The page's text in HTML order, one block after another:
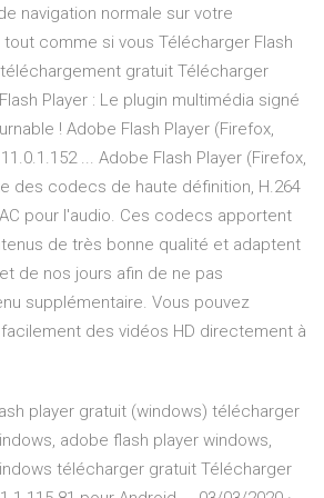
navigation normale sur votre
comme si vous Télécharger Flash
gratuit Télécharger
Player : Le plugin multimédia signé
! Adobe Flash Player (Firefox,
... Adobe Flash Player (Firefox,
des codecs de haute définition, H.264
pour l'audio. Ces codecs apportent
de très bonne qualité et adaptent
de nos jours afin de ne pas
supplémentaire. Vous pouvez
des vidéos HD directement à
player gratuit (windows) télécharger
adobe flash player windows,
télécharger gratuit Télécharger